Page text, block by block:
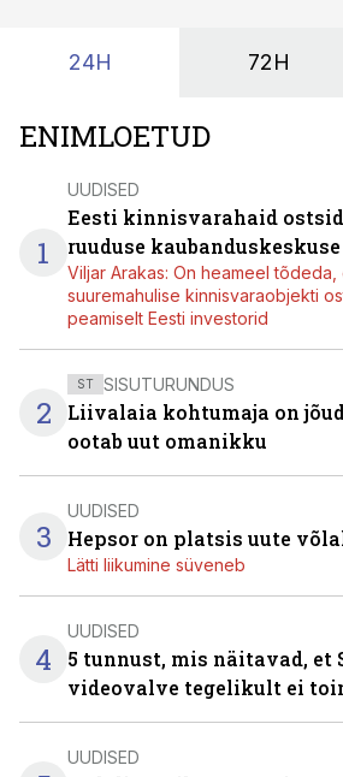
24H 72H
ENIMLOETUD
1
UUDISED
Eesti kinnisvarahaid
ruuduse kaubanduskeskuse
Viljar Arakas: On heameel
suuremahulise kinnisvaraobjekti
peamiselt Eesti investorid
2
ST SISUTURUNDUS
Liivalaia kohtumaja on
ootab uut omanikku
3
UUDISED
Hepsor on platsis uute
Lätti liikumine süveneb
4
UUDISED
5 tunnust, mis näitavad, et
videovalve tegelikult ei
UUDISED